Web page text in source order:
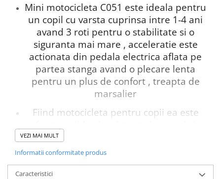
Mini motocicleta C051 este ideala pentru
un copil cu varsta cuprinsa intre 1-4 ani
avand 3 roti pentru o stabilitate si o
siguranta mai mare , acceleratie este
actionata din pedala electrica aflata pe
partea stanga avand o plecare lenta
pentru un plus de confort , treapta de
marsalier
Fiind motocicleta pentru copii ea este
Pentru a fi si mai distractiv motocicleta
are in dotare si efecte sonore
VEZI MAI MULT
Informatii conformitate produs
Caracteristici